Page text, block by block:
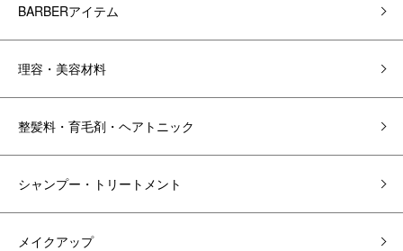
BARBERアイテム
理容・美容材料
整髪料・育毛剤・ヘアトニック
シャンプー・トリートメント
メイクアップ